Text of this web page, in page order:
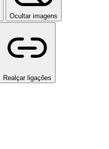
Ocultar imagens
Realçar ligações